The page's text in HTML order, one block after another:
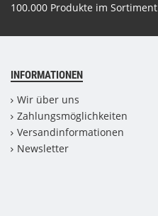
100.000 Produkte im Sortiment
INFORMATIONEN
Wir über uns
Zahlungsmöglichkeiten
Versandinformationen
Newsletter